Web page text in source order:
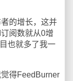
的增长，这并
阅数就从0增
也就多了我一
得FeedBurner